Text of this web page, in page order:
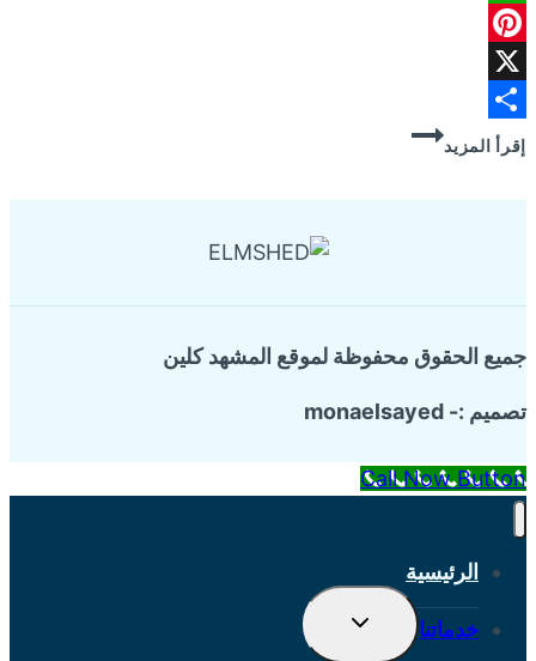
WhatsApp
Pinterest
X
Share
إقرأ المزيد
شركة
تسليك
جميع الحقوق محفوظة لموقع المشهد كلين
تصميم :- monaelsayed
Call Now Button
الرئيسية
خدماتنا
تبديل
القائمة